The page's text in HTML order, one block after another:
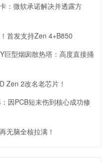
：微软承诺解决并透露方
首发支持Zen 4+B850
型烟囱散热塔：高度直接捅
Zen 2改名老芯片！
因PCB短未伤到核心成功修
无脑全核拉满！